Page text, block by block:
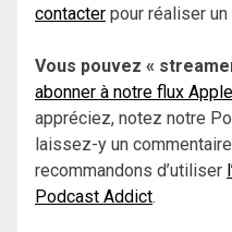
contacter pour réaliser
Vous pouvez «
abonner à notre flux
appréciez, notez notre
laissez-y un
recommandons d’utiliser
Podcast Addict.